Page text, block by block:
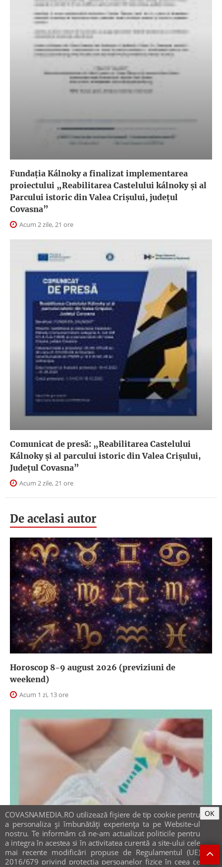
Fundația Kálnoky a finalizat implementarea
proiectului „Reabilitarea Castelului kálnoky și al
Parcului istoric din Valea Crișului, județul
Covasna”
Acum 2 zile, 21 ore
Comunicat de presă: „Reabilitarea Castelului
Kálnoky și al parcului istoric din Valea Crișului,
Județul Covasna”
Acum 2 zile, 21 ore
De acelasi autor
Horoscop 8-9 august 2026 (previziuni de
weekend)
Acum 1 zi, 13 ore
COVASNAMEDIA.RO utilizează fişiere de tip cookie pentru
a personaliza și îmbunătăți experiența ta pe Website-ul
nostru. Te informăm că ne-am actualizat politicile pentru
a integra în acestea si în activitatea curentă a site-ului cele
mai recente modificări propuse de Regulamentul (UE)
2016/679 privind protecția persoanelor fizice în ceea ce
OK